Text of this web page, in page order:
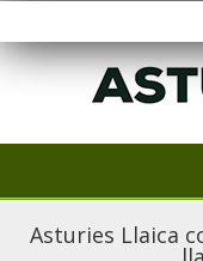
Asturies Llaica